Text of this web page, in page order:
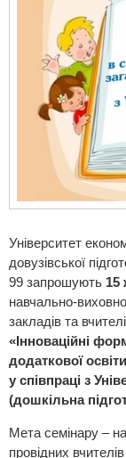
Університет
довузівської
99 запрошують 15
навчально-
закладів та
«Інноваційні
додаткової
у співпраці з
(дошкільна
Мета семінару –
провідних